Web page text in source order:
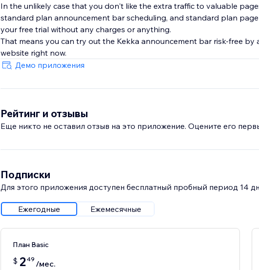
In the unlikely case that you don't like the extra traffic to valuable
standard plan announcement bar scheduling, and standard plan
your free trial without any charges or anything.
That means you can try out the Kekka announcement bar risk-free
website right now.
Демо приложения
Рейтинг и отзывы
Еще никто не оставил отзыв на это приложение. Оцените его
Подписки
Для этого приложения доступен бесплатный пробный период 14
Ежегодные Ежемесячные
План Basic
$ 249 /мес.